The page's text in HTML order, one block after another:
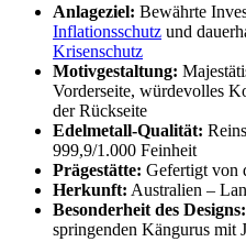
Anlageziel: Bewährte
Inflationsschutz und
Krisenschutz
Motivgestaltung:
Vorderseite, würdevolles
der Rückseite
Edelmetall-Qualität:
999,9/1.000 Feinheit
Prägestätte: Gefertigt von
Herkunft: Australien –
Besonderheit des Designs:
springenden Kängurus mit